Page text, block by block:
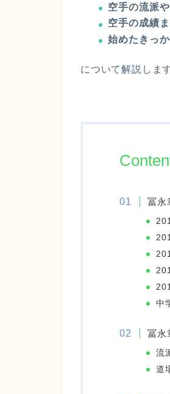
空手の流派
空手の成績
始めたきっ
について解説します
冨永
中
冨永
流
道